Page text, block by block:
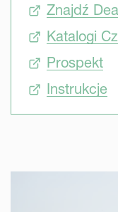
Znajdź
Katalogi
Prospekt
Instrukcje